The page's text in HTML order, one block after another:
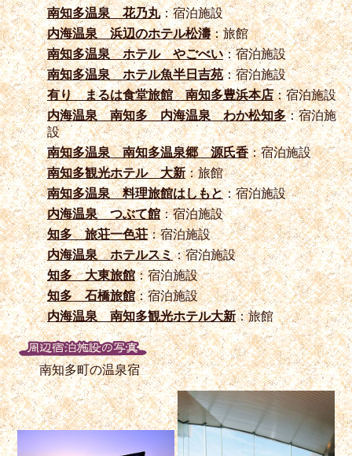
南知多温泉 花乃丸：宿泊施設
内海温泉 浜辺のホテル松濤：旅館
南知多温泉 ホテル やごべい：宿泊施設
南知多温泉 ホテル魚半日吉苑：宿泊施設
有り まるは食堂旅館 南知多豊浜本店：宿泊施設
内海温泉 南知多 内海温泉 わか松知多：宿泊施
設
南知多温泉 南知多温泉郷 源氏香：宿泊施設
南知多観光ホテル 大新：旅館
南知多温泉 料理旅館はしもと：宿泊施設
内海温泉 つぶて館：宿泊施設
知多 旅荘一色荘：宿泊施設
内海温泉 ホテルスミ：宿泊施設
知多 大東旅館：宿泊施設
知多 石橋旅館：宿泊施設
内海温泉 南知多観光ホテル大新：旅館
南知多町の温泉宿